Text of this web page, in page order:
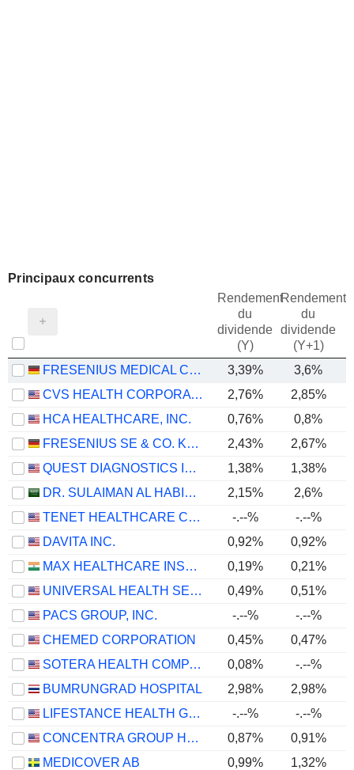
Principaux concurrents
Rendement
du
dividende
(Y)
Rendement
du
dividende
(Y+1)
FRESENIUS MEDICAL CARE AG 3,39% 3,6%
CVS HEALTH CORPORATION
2,76% 2,85%
HCA HEALTHCARE, INC.
0,76% 0,8%
FRESENIUS SE & CO. KGAA
2,43% 2,67%
QUEST DIAGNOSTICS INCORPORATED
1,38% 1,38%
DR. SULAIMAN AL HABIB MEDICAL SERVICES GROUP COMPANY
2,15%
2,6%
TENET HEALTHCARE CORPORATION
-.--%
-.--%
DAVITA INC.
0,92%
0,92%
MAX HEALTHCARE INSTITUTE LIMITED
0,19% 0,21%
UNIVERSAL HEALTH SERVICES, INC.
0,49%
0,51%
PACS GROUP, INC.
-.--% -.--%
CHEMED CORPORATION
0,45% 0,47%
SOTERA HEALTH COMPANY
0,08% -.--%
BUMRUNGRAD HOSPITAL
2,98% 2,98%
LIFESTANCE HEALTH GROUP, INC.
-.--% -.--%
CONCENTRA GROUP HOLDINGS PARENT, INC.
0,87% 0,91%
MEDICOVER AB
0,99% 1,32%